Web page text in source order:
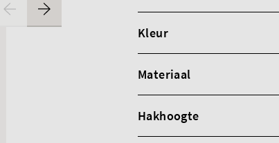
Kleur
Materiaal
Hakhoogte